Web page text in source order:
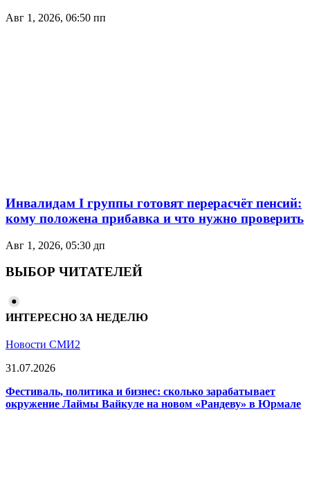
Авг 1, 2026, 06:50 пп
Инвалидам I группы готовят перерасчёт пенсий:
кому положена прибавка и что нужно проверить
Авг 1, 2026, 05:30 дп
ВЫБОР ЧИТАТЕЛЕЙ
ИНТЕРЕСНО ЗА НЕДЕЛЮ
Новости СМИ2
31.07.2026
Фестиваль, политика и бизнес: сколько зарабатывает
окружение Лаймы Вайкуле на новом «Рандеву» в Юрмале